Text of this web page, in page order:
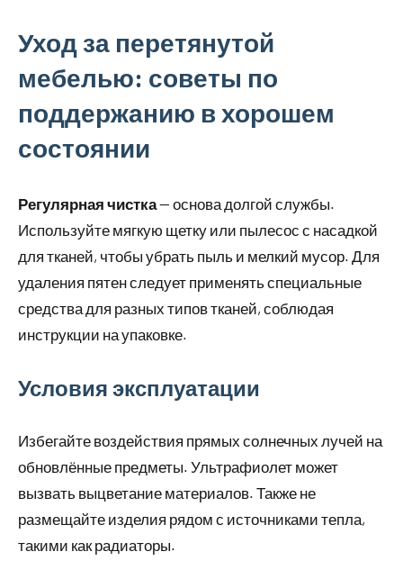
Уход за перетянутой
мебелью: советы по
поддержанию в хорошем
состоянии
Регулярная чистка— основа долгой службы.
Используйте мягкую щетку или пылесос с насадкой
для тканей, чтобы убрать пыль и мелкий мусор. Для
удаления пятен следует применять специальные
средства для разных типов тканей, соблюдая
инструкции на упаковке.
Условия эксплуатации
Избегайте воздействия прямых солнечных лучей на
обновлённые предметы. Ультрафиолет может
вызвать выцветание материалов. Также не
размещайте изделия рядом с источниками тепла,
такими как радиаторы.